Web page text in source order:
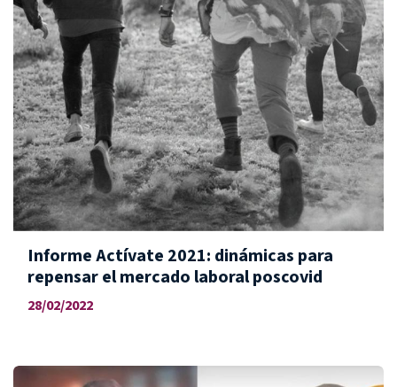
Informe Actívate 2021: dinámicas para
repensar el mercado laboral poscovid
28/02/2022